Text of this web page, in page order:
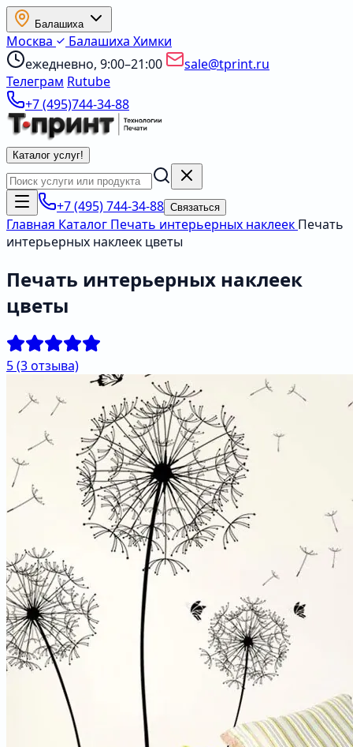
Балашиха
Москва Балашиха Химки
ежедневно, 9:00–21:00
sale@tprint.ru
Телеграм Rutube
+7 (495)744-34-88
Каталог услуг!
+7 (495) 744-34-88 Связаться
Главная Каталог Печать интерьерных наклеек Печать
интерьерных наклеек цветы
Печать интерьерных наклеек
цветы
5(3 отзыва)